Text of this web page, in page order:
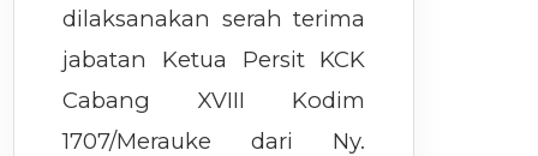
dilaksanakan serah terima
jabatan Ketua Persit KCK
Cabang XVIII Kodim
1707/Merauke dari Ny.